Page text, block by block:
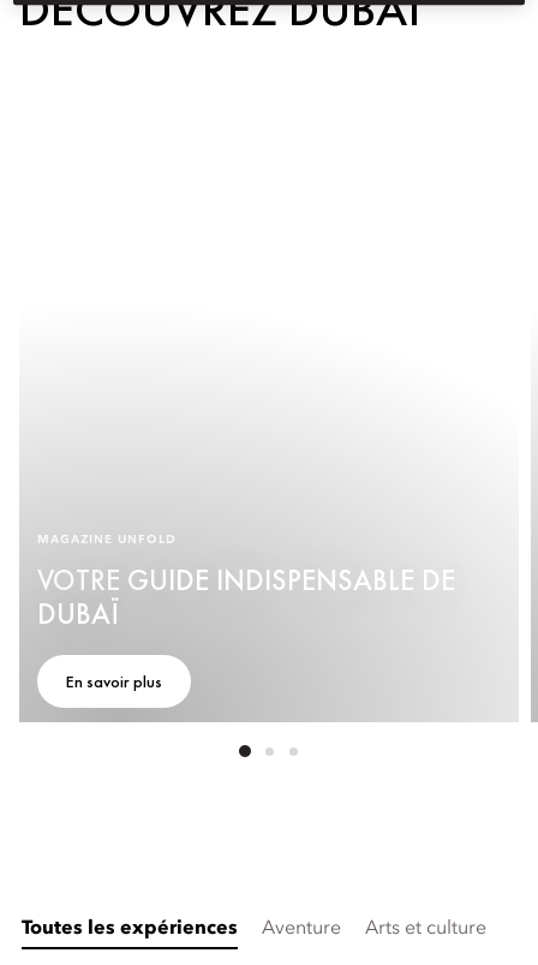
MAGAZINE UNFOLD
VOTRE GUIDE INDISPENSABLE DE
DUBAÏ
En savoir plus
Toutes les expériences Aventure Arts et culture